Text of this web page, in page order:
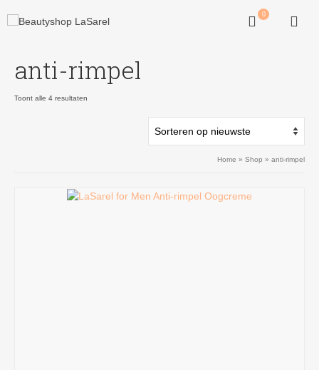
0
anti-rimpel
Toont alle 4 resultaten
Home » Shop » anti-rimpel